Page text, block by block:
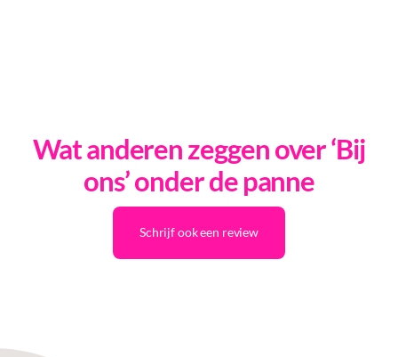
Wat anderen zeggen over ‘Bij
ons’ onder de panne
Schrijf ook een review